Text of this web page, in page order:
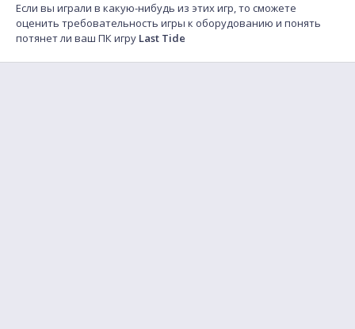
Если вы играли в какую-нибудь из этих игр, то сможете
оценить требовательность игры к оборудованию и понять
потянет ли ваш ПК игру Last Tide